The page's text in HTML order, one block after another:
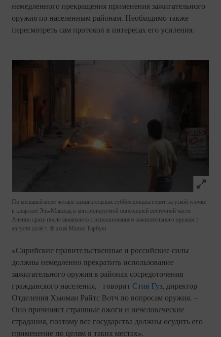
немедленного прекращения применения зажигательного
оружия по населенным районам. Необходимо также
пересмотреть сам протокол в интересах его усиления.
Click
По меньшей мере четыре зажигательных суббоеприпаса горят на узкой улочке
в квартале Эль-Машхад в контролируемой оппозицией восточной части
Алеппо сразу после авианалета с использованием зажигательного оружия 7
августа 2016 г. © 2016 Малик Тарбуш
«Сирийские правительственные и российские силы
должны немедленно прекратить использование
зажигательного оружия в районах сосредоточения
гражданского населения, - говорит Стив Гуз, директор
Отделения Хьюман Райтс Вотч по вопросам оружия. –
Оно причиняет страшные ожоги и нечеловеческие
страдания, поэтому все государства должны осудить его
применение по целям в таких местах».